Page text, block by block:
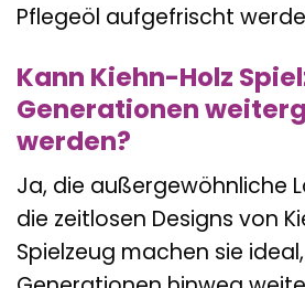
Pflegeöl aufgefrischt
Kann Kiehn-Holz
Generationen
werden?
Ja, die außergewöhnliche
die zeitlosen Designs von
Spielzeug machen sie